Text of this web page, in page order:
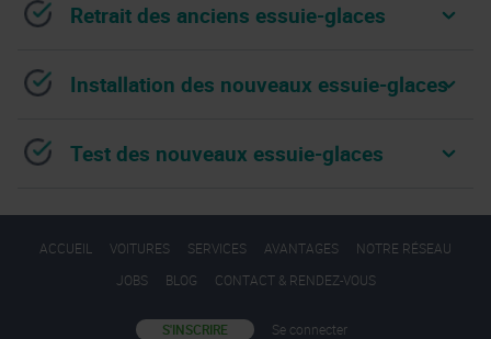
Retrait des anciens essuie-glaces
Installation des nouveaux essuie-glaces
Test des nouveaux essuie-glaces
ACCUEIL VOITURES SERVICES AVANTAGES
NOTRE RÉSEAU
JOBS
BLOG CONTACT & RENDEZ-VOUS
S'INSCRIRE Se connecter